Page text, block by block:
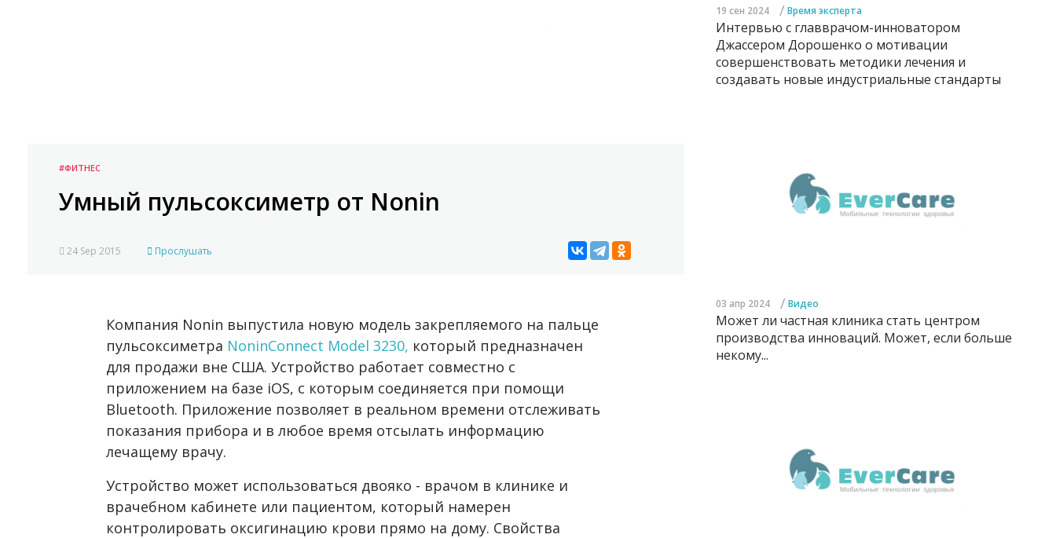
#ФИТНЕС
Умный пульсоксиметр от Nonin
24 Sep 2015 Прослушать
Компания Nonin выпустила новую модель закрепляемого на пальце
пульсоксиметра NoninConnect Model 3230, который предназначен
для продажи вне США. Устройство работает совместно с
приложением на базе iOS, с которым соединяется при помощи
Bluetooth. Приложение позволяет в реальном времени отслеживать
показания прибора и в любое время отсылать информацию
лечащему врачу.
Устройство может использоваться двояко - врачом в клинике и
врачебном кабинете или пациентом, который намерен
контролировать оксигинацию крови прямо на дому. Свойства
19 сен 2024 / Время эксперта
Интервью с главврачом-инноватором
Джассером Дорошенко о мотивации
совершенствовать методики лечения и
создавать новые индустриальные стандарты
03 апр 2024 / Видео
Может ли частная клиника стать центром
производства инноваций. Может, если больше
некому...